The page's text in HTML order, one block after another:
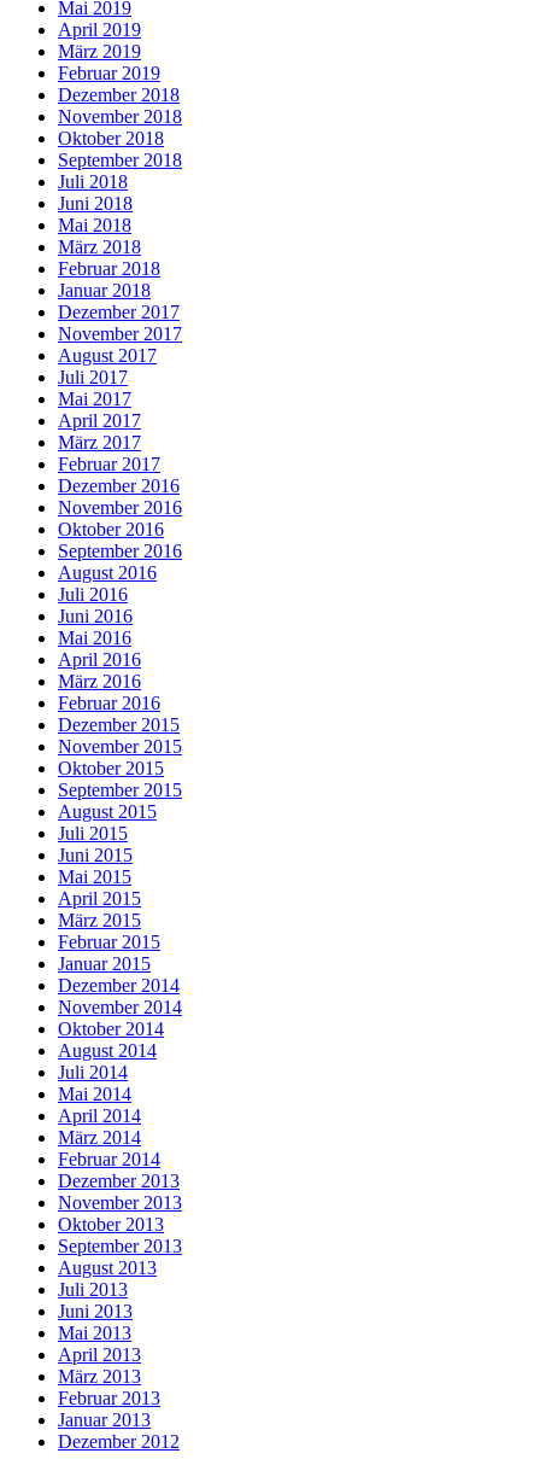
Mai 2019
April 2019
März 2019
Februar 2019
Dezember 2018
November 2018
Oktober 2018
September 2018
Juli 2018
Juni 2018
Mai 2018
März 2018
Februar 2018
Januar 2018
Dezember 2017
November 2017
August 2017
Juli 2017
Mai 2017
April 2017
März 2017
Februar 2017
Dezember 2016
November 2016
Oktober 2016
September 2016
August 2016
Juli 2016
Juni 2016
Mai 2016
April 2016
März 2016
Februar 2016
Dezember 2015
November 2015
Oktober 2015
September 2015
August 2015
Juli 2015
Juni 2015
Mai 2015
April 2015
März 2015
Februar 2015
Januar 2015
Dezember 2014
November 2014
Oktober 2014
August 2014
Juli 2014
Mai 2014
April 2014
März 2014
Februar 2014
Dezember 2013
November 2013
Oktober 2013
September 2013
August 2013
Juli 2013
Juni 2013
Mai 2013
April 2013
März 2013
Februar 2013
Januar 2013
Dezember 2012